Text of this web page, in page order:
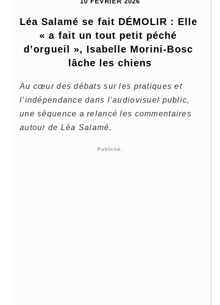
Léa Salamé se fait DÉMOLIR : Elle
« a fait un tout petit péché
d’orgueil », Isabelle Morini-Bosc
lâche les chiens
Au cœur des débats sur les pratiques et
l’indépendance dans l’audiovisuel public,
une séquence a relancé les commentaires
autour de Léa Salamé.
Publicité: